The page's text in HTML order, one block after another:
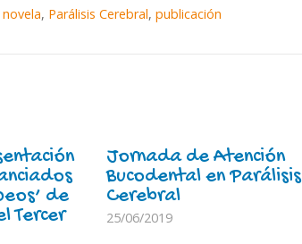
novela, Parálisis Cerebral,publicación
de
Tercer
Jornada de Atención
Bucodental en Parálisis
Cerebral
25/06/2019